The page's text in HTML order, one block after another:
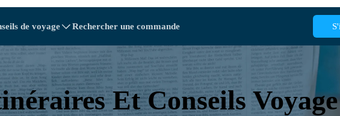
de voyage Rechercher une commande
A - E
Autriche Biélorussie Belgique
Cambodge Canada Chili
A - E
Chine Europe
Et Conseils